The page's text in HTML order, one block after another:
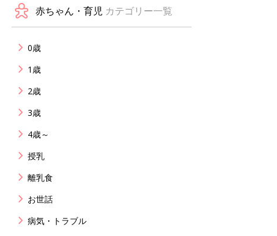
赤ちゃん・育児 カテゴリー一覧
0歳
1歳
2歳
3歳
4歳～
授乳
離乳食
お世話
病気・トラブル